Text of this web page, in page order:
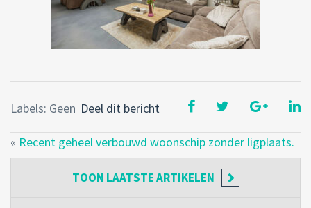
Deel dit bericht
Labels: Geen
« Recent geheel verbouwd woonschip zonder ligplaats.
TOON LAATSTE ARTIKELEN